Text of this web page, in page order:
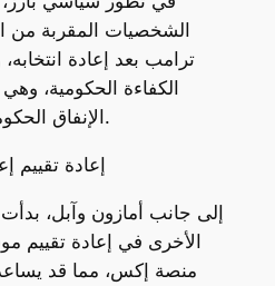
الشخصيات المقربة من
ترامب بعد إعادة انتخابه،
الكفاءة الحكومية،
الإنفاق الحكومي بنحو تريليوني دولار.
إعادة تقييم
إلى جانب أمازون وآبل،
الأخرى في إعادة تقييم
منصة إكس، مما قد